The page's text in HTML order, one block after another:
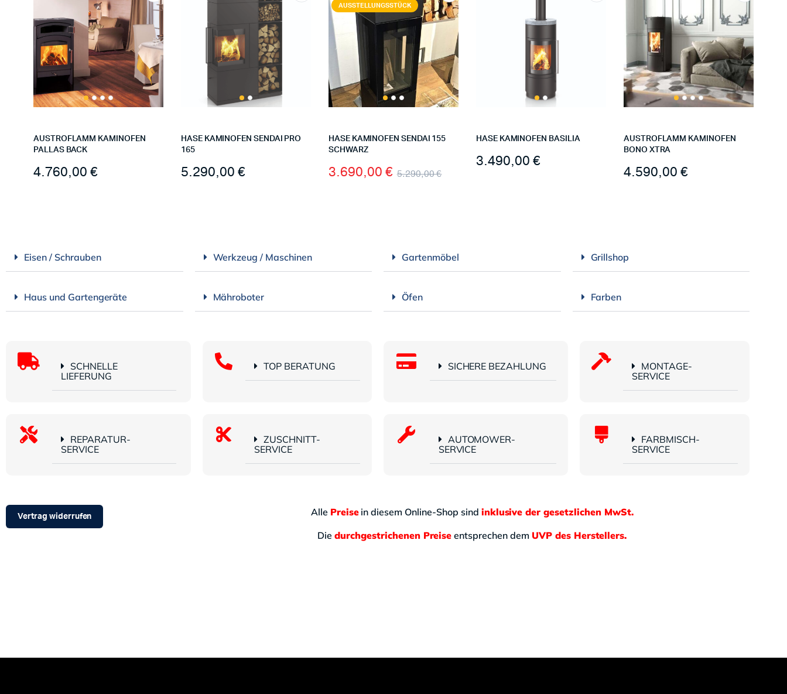
AUSTROFLAMM KAMINOFEN
PALLAS BACK
4.760,00 €
HASE KAMINOFEN SENDAI PRO
165
5.290,00 €
AUSSTELLUNGSSTÜCK
HASE KAMINOFEN SENDAI 155
SCHWARZ
5.290,00€
3.690,00 €
HASE KAMINOFEN BASILIA
3.490,00 €
AUSTROFLAMM KAMINOFEN
BONO XTRA
4.590,00 €
Eisen / Schrauben
Haus und Gartengeräte
Werkzeug / Maschinen
Mähroboter
Gartenmöbel
Öfen
Grillshop
Farben
SCHNELLE
LIEFERUNG
TOP BERATUNG SICHERE BEZAHLUNG
MONTAGE-
SERVICE
REPARATUR-
SERVICE
ZUSCHNITT-
SERVICE
AUTOMOWER-
SERVICE
FARBMISCH-
SERVICE
Vertrag widerrufen Alle Preisein diesem Online-Shop sind inklusive der gesetzlichen MwSt.
Diedurchgestrichenen Preise entsprechen dem UVP des Herstellers.